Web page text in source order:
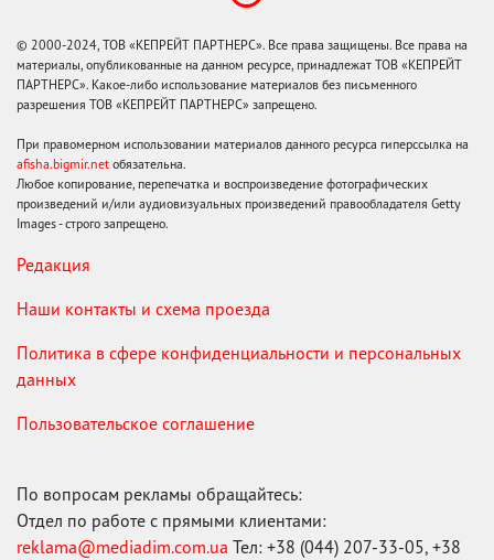
© 2000-2024, ТОВ «КЕПРЕЙТ ПАРТНЕРС». Все права защищены. Все права на
материалы, опубликованные на данном ресурсе, принадлежат ТОВ «КЕПРЕЙТ
ПАРТНЕРС». Какое-либо использование материалов без письменного
разрешения ТОВ «КЕПРЕЙТ ПАРТНЕРС» запрещено.
При правомерном использовании материалов данного ресурса гиперссылка на
afisha.bigmir.net обязательна.
Любое копирование, перепечатка и воспроизведение фотографических
произведений и/или аудиовизуальных произведений правообладателя Getty
Images - строго запрещено.
Редакция
Наши контакты и схема проезда
Политика в сфере конфиденциальности и персональных
данных
Пользовательское соглашение
По вопросам рекламы обращайтесь:
Отдел по работе с прямыми клиентами:
reklama@mediadim.com.ua Тел: +38 (044) 207-33-05, +38